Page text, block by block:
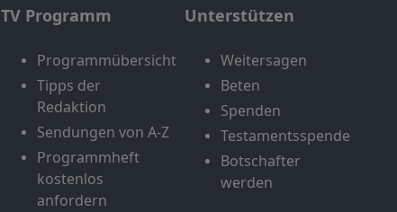
TV Programm
Programmübersicht
Tipps der
Redaktion
Sendungen von A-Z
Programmheft
kostenlos
anfordern
Unterstützen
Weitersagen
Beten
Spenden
Testamentsspende
Botschafter
werden